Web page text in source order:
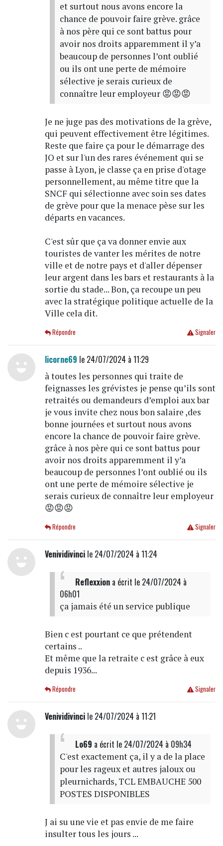
et surtout nous avons encore la
chance de pouvoir faire grève. grâce
à nos père qui ce sont battus pour
avoir nos droits apparemment il y’a
beaucoup de personnes l’ont oublié
ou ils ont une perte de mémoire
sélective je serais curieux de
connaître leur employeur 😡😡😡
Je ne juge pas des motivations de la grève,
qui peuvent effectivement être légitimes.
Reste que faire ça pour le démarrage des
JO et sur l'un des rares événement qui se
passe à Lyon, je classe ça en prise d'otage
personnellement, au même titre que la
SNCF qui sélectionne avec soin ses dates
de grève pour que la menace pèse sur les
départs en vacances.
C'est sûr que ça va donner envie aux
touristes de vanter les mérites de notre
ville et de notre pays et d'aller dépenser
leur argent dans les bars et restaurants à la
sortie du stade... Bon, ça recoupe un peu
avec la stratégique politique actuelle de la
Ville cela dit.
Signaler
Répondre
licorne69 le 24/07/2024 à 11:29
à toutes les personnes qui traite de
feignasses les grévistes je pense qu’ils sont
retraités ou demandeurs d’emploi aux bar
je vous invite chez nous bon salaire ,des
bonne journées et surtout nous avons
encore la chance de pouvoir faire grève.
grâce à nos père qui ce sont battus pour
avoir nos droits apparemment il y’a
beaucoup de personnes l’ont oublié ou ils
ont une perte de mémoire sélective je
serais curieux de connaître leur employeur
😡😡😡
Signaler
Répondre
Venividivincile 24/07/2024 à 11:24
Reflexxiona écrit le 24/07/2024 à
06h01
ça jamais été un service publique
Bien c est pourtant ce que prétendent
certains ..
Et même que la retraite c est grâce à eux
depuis 1936...
Signaler
Répondre
Venividivincile 24/07/2024 à 11:21
Lo69 a écrit le 24/07/2024 à 09h34
C'est exactement ça, il y a de la place
pour les rageux et autres jaloux ou
pleurnichards, TCL EMBAUCHE 500
POSTES DISPONIBLES
J ai su une vie et pas envie de me faire
insulter tous les jours ...